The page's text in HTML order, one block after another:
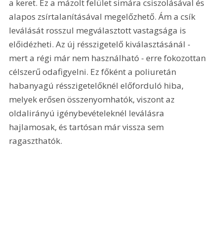
a keret. Ez a mázolt felület simára csiszolásával és
alapos zsírtalanításával megelőzhető. Ám a csík
leválását rosszul megválasztott vastagsága is
előidézheti. Az új résszigetelő kiválasztásánál -
mert a régi már nem használható - erre fokozottan
célszerű odafigyelni. Ez főként a poliuretán
habanyagú résszigetelőknél előforduló hiba,
melyek erősen összenyomhatók, viszont az
oldalirányú igénybevételeknél leválásra
hajlamosak, és tartósan már vissza sem
ragaszthatók.